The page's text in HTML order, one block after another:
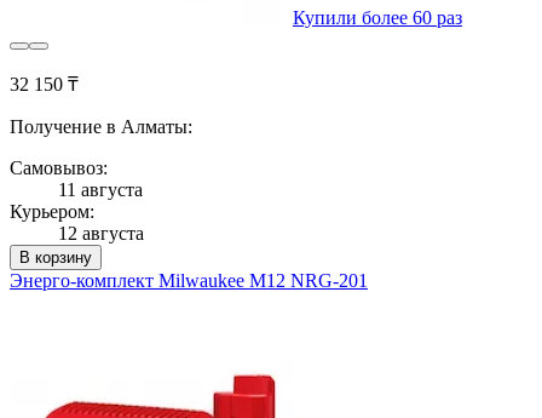
Купили более 60 раз
32 150 ₸
Получение в Алматы:
Самовывоз:
11 августа
Курьером:
12 августа
В корзину
Энерго-комплект Milwaukee M12 NRG-201